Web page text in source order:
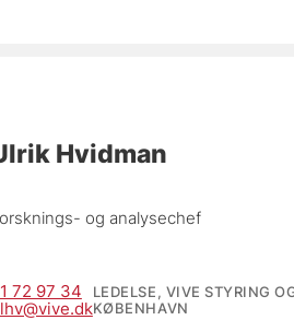
Hvidman
og analysechef
72 97 34
LEDELSE, VIVE STYRING
KØBENHAVN